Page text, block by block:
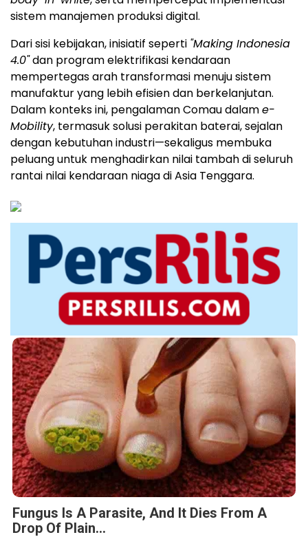
sistem manajemen produksi digital.
Dari sisi kebijakan, inisiatif seperti "Making Indonesia
4.0"dan program elektrifikasi kendaraan
mempertegas arah transformasi menuju sistem
manufaktur yang lebih efisien dan berkelanjutan.
Dalam konteks ini, pengalaman Comau dalame-
Mobility, termasuk solusi perakitan baterai, sejalan
dengan kebutuhan industri—sekaligus membuka
peluang untuk menghadirkan nilai tambah di seluruh
rantai nilai kendaraan niaga di Asia Tenggara.
Fungus Is A Parasite, And It Dies From A
Drop Of Plain...